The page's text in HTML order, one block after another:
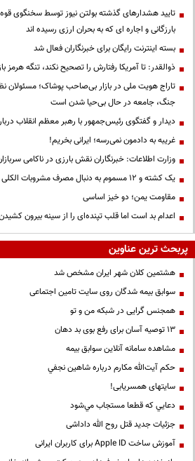
تایید هشدارهای گذشته بولتن نیوز توسط سخنگوی
بارزگانی و اجاره ای که به بحران ارزی رسیده اند
بسته اینترنت رایگان برای خبرنگاران فعال شد
ذوالقدر: تا آمریکا رفتارش را تصحیح نکند، تنگه هرمز
تاراج هویت ملی در بازار بی‌صاحب پوشاک؛ مسئولان
جنگ، جامعه در حال بی‌حیا شدن است
دیدار و گفتگوی رئیس‌جمهور با رهبر معظم انقلاب
غریبه به دادمون نمی‌رسه؛ ایرانی بخریم!
وزارت اطلاعات: خبرنگاران نقش بارزی در ناکامی
یک کشته و ۱۲ مسموم به دنبال مصرف مشروبات الکلی در نیشابور
مقاومت یمن؛ دو خیز اساسی
اعدام بد است اما قلب تپنده‌ای را از سینه بیرون
پربحث ترین عناوین
هشتمین کلان شهر ایران مشخص شد
سوابق بیمه شدگان روی سایت تامین اجتماعی
همجنس گرایی در شبکه من و تو
13 توصیه آسان برای رفع بوی بد دهان
مشاهده سامانه آنلاين سوابق بیمه
حكم آيت‌الله مكارم درباره شاهين نجفي
سایتهای همسریابی!
دعايي كه قطعا مستجاب مي‌شود
جزئیات جدید قتل روح الله داداشی
آموزش ساخت Apple ID برای کاربران ایرانی